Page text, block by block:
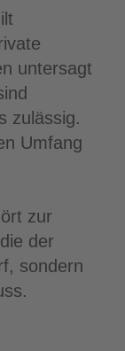
untersagt
zulässig.
Umfang
zur
der
sondern